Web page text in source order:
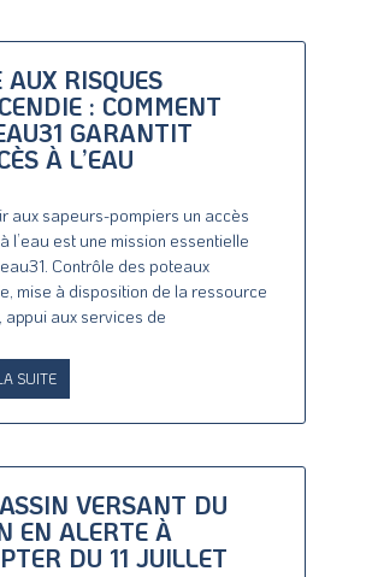
AUX RISQUES
: COMMENT
GARANTIT
À L’EAU
aux sapeurs-pompiers un accès
l’eau est une mission essentielle
Contrôle des poteaux
mise à disposition de la ressource
appui aux services de
SUITE
VERSANT DU
EN ALERTE À
DU 11 JUILLET